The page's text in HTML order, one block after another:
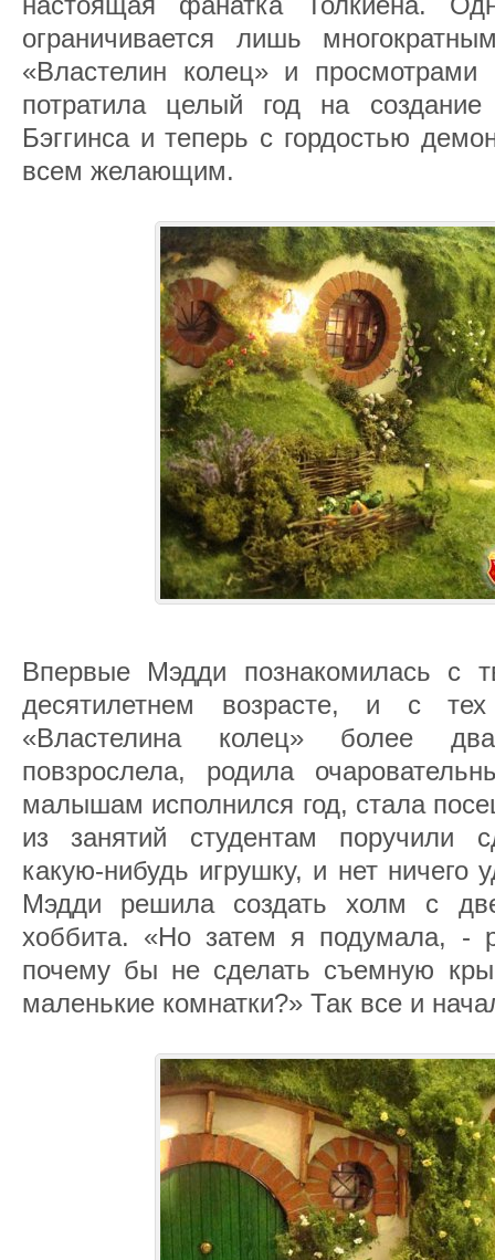
ограничивается лишь
«Властелин колец» и
потратила целый год на
Бэггинса и теперь с гордостью
всем желающим.
Впервые Мэдди познакомилась с
десятилетнем возрасте, и с
«Властелина колец» более
повзрослела, родила
малышам исполнился год, стала
из занятий студентам поручили
какую-нибудь игрушку, и нет ничего
Мэдди решила создать холм с
хоббита. «Но затем я подумала, -
почему бы не сделать съемную
маленькие комнатки?» Так все и